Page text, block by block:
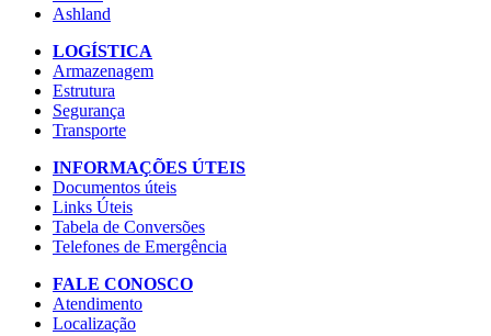
Ashland
LOGÍSTICA
Armazenagem
Estrutura
Segurança
Transporte
INFORMAÇÕES ÚTEIS
Documentos úteis
Links Úteis
Tabela de Conversões
Telefones de Emergência
FALE CONOSCO
Atendimento
Localização